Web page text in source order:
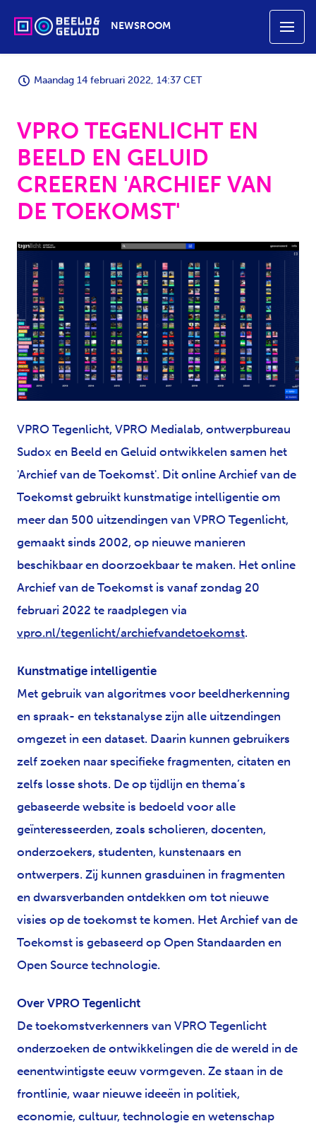
NEWSROOM
Maandag 14 februari 2022, 14:37 CET
VPRO TEGENLICHT EN
BEELD EN GELUID
CREEREN 'ARCHIEF VAN
DE TOEKOMST'
PNG
VPRO Tegenlicht, VPRO Medialab, ontwerpbureau
Sudox en Beeld en Geluid ontwikkelen samen het
'Archief van de Toekomst'. Dit online Archief van de
Toekomst gebruikt kunstmatige intelligentie om
meer dan 500 uitzendingen van VPRO Tegenlicht,
gemaakt sinds 2002, op nieuwe manieren
beschikbaar en doorzoekbaar te maken. Het online
Archief van de Toekomst is vanaf zondag 20
februari 2022 te raadplegen via
vpro.nl/tegenlicht/archiefvandetoekomst.
Kunstmatige intelligentie
Met gebruik van algoritmes voor beeldherkenning
en spraak- en tekstanalyse zijn alle uitzendingen
omgezet in een dataset. Daarin kunnen gebruikers
zelf zoeken naar specifieke fragmenten, citaten en
zelfs losse shots. De op tijdlijn en thema’s
gebaseerde website is bedoeld voor alle
geïnteresseerden, zoals scholieren, docenten,
onderzoekers, studenten, kunstenaars en
ontwerpers. Zij kunnen grasduinen in fragmenten
en dwarsverbanden ontdekken om tot nieuwe
visies op de toekomst te komen. Het Archief van de
Toekomst is gebaseerd op Open Standaarden en
Open Source technologie.
Over VPRO Tegenlicht
De toekomstverkenners van VPRO Tegenlicht
onderzoeken de ontwikkelingen die de wereld in de
eenentwintigste eeuw vormgeven. Ze staan in de
frontlinie, waar nieuwe ideeën in politiek,
economie, cultuur, technologie en wetenschap